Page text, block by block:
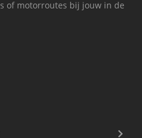
of motorroutes bij jouw in de